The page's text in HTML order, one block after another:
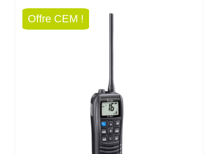
était :
840,00€.
Offre CEM !